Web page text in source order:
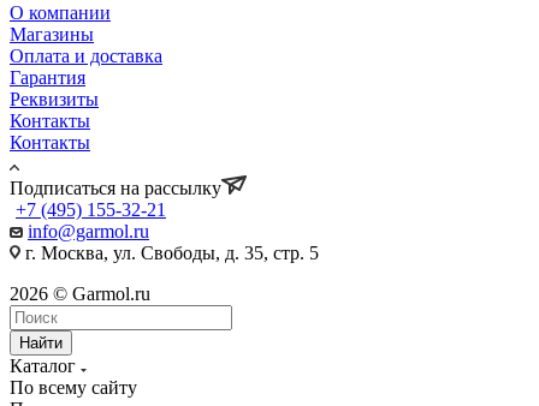
О компании
Магазины
Оплата и доставка
Гарантия
Реквизиты
Контакты
Контакты
Подписаться на рассылку
+7 (495) 155-32-21
info@garmol.ru
г. Москва, ул. Свободы, д. 35, стр. 5
2026 © Garmol.ru
Найти
Каталог
По всему сайту